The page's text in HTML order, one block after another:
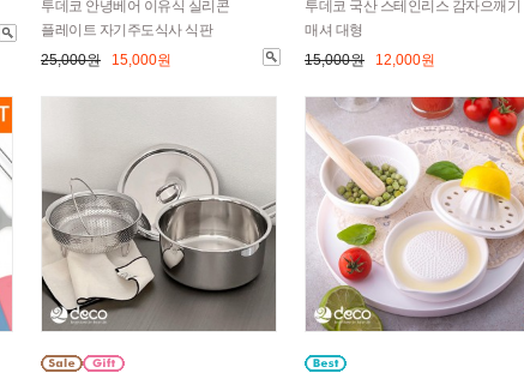
투데코 안녕베어 이유식 실리콘
플레이트 자기주도식사 식판
25,000원 15,000원
투데코 국산 스테인리스 감자으깨기
매셔 대형
15,000원 12,000원